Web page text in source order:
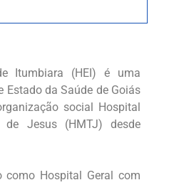
Itumbiara (HEI) é uma
Estado da Saúde de Goiás
social Hospital
de Jesus (HMTJ) desde
Hospital Geral com